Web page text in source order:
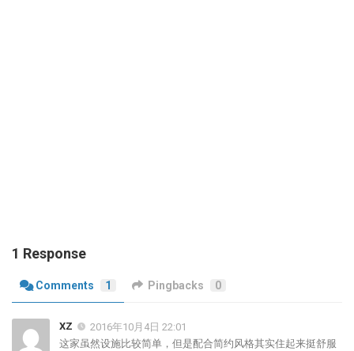
1 Response
Comments 1 Pingbacks 0
XZ
2016年10月4日 22:01
这家虽然设施比较简单，但是配合简约风格其实住起来挺舒服